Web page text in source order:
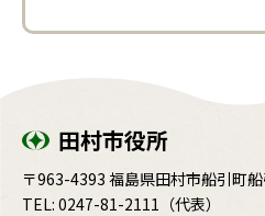
田村市役所
〒963-4393 福島県田村市船引町
TEL: 0247-81-2111 （代表）